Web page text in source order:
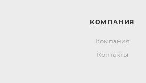
КОМПАНИЯ
Компания
Контакты